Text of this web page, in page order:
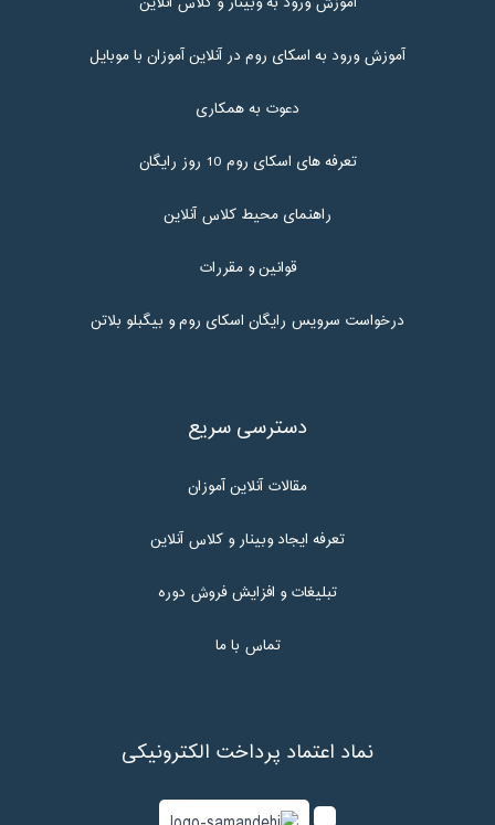
آموزش ورود به اسکای روم در آنلاین آموزان با موبایل
دعوت به همکاری
تعرفه های اسکای روم 10 روز رایگان
راهنمای محیط کلاس آنلاین
قوانین و مقررات
درخواست سرویس رایگان اسکای روم و بیگبلو بلاتن
دسترسی سریع
مقالات آنلاین آموزان
تعرفه ایجاد وبینار و کلاس آنلاین
تبلیغات و افزایش فروش دوره
تماس با ما
نماد اعتماد پرداخت الکترونیکی